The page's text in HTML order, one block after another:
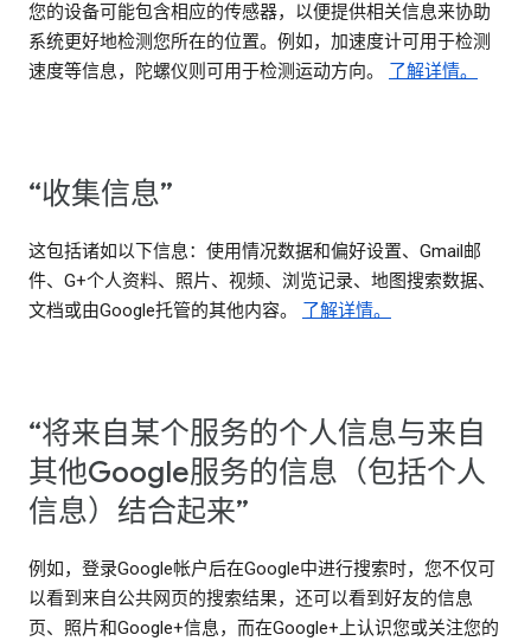
您的设备可能包含相应的传感器，以便提供相关信息来协助
系统更好地检测您所在的位置。例如，加速度计可用于检测
速度等信息，陀螺仪则可用于检测运动方向。 了解详情。
“收集信息”
这包括诸如以下信息：使用情况数据和偏好设置、Gmail邮
件、G+个人资料、照片、视频、浏览记录、地图搜索数据、
文档或由Google托管的其他内容。 了解详情。
“将来自某个服务的个人信息与来自
其他Google服务的信息（包括个人
信息）结合起来”
例如，登录Google帐户后在Google中进行搜索时，您不仅可
以看到来自公共网页的搜索结果，还可以看到好友的信息
页、照片和Google+信息，而在Google+上认识您或关注您的